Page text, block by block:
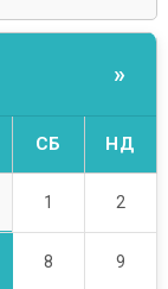
»
СБ НД
1 2
8 9